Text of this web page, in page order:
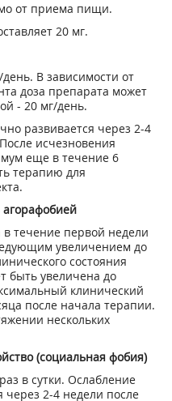
от приема пищи.
20 мг.
В зависимости от
доза препарата может
- 20 мг/день.
развивается через 2-4
исчезновения
еще в течение 6
терапию для
агорафобией
течение первой недели
увеличением до
состояния
быть увеличена до
клинический
после начала терапии.
нескольких
(социальная фобия)
в сутки. Ослабление
2-4 недели после